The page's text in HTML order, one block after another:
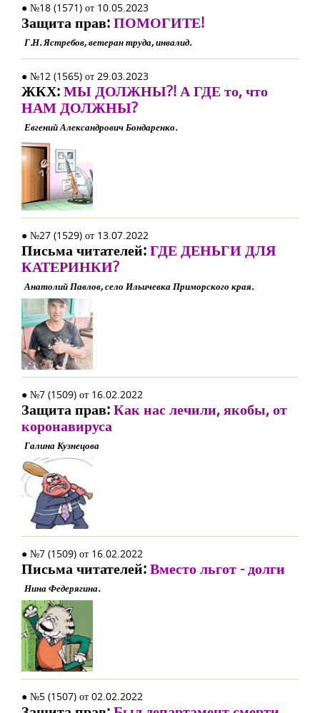
● №18 (1571) от 10.05.2023
Защита прав:ПОМОГИТЕ!
Г.Н. Ястребов, ветеран труда, инвалид.
● №12 (1565) от 29.03.2023
ЖКХ:МЫ ДОЛЖНЫ?! А ГДЕ то, что
НАМ ДОЛЖНЫ?
Евгений Александрович Бондаренко.
● №27 (1529) от 13.07.2022
Письма читателей:ГДЕ ДЕНЬГИ ДЛЯ
КАТЕРИНКИ?
Анатолий Павлов, село Ильичевка Приморского края.
● №7 (1509) от 16.02.2022
Защита прав:Как нас лечили, якобы, от
коронавируса
Галина Кузнецова
● №7 (1509) от 16.02.2022
Письма читателей:Вместо льгот - долги
Нина Федерягина.
● №5 (1507) от 02.02.2022